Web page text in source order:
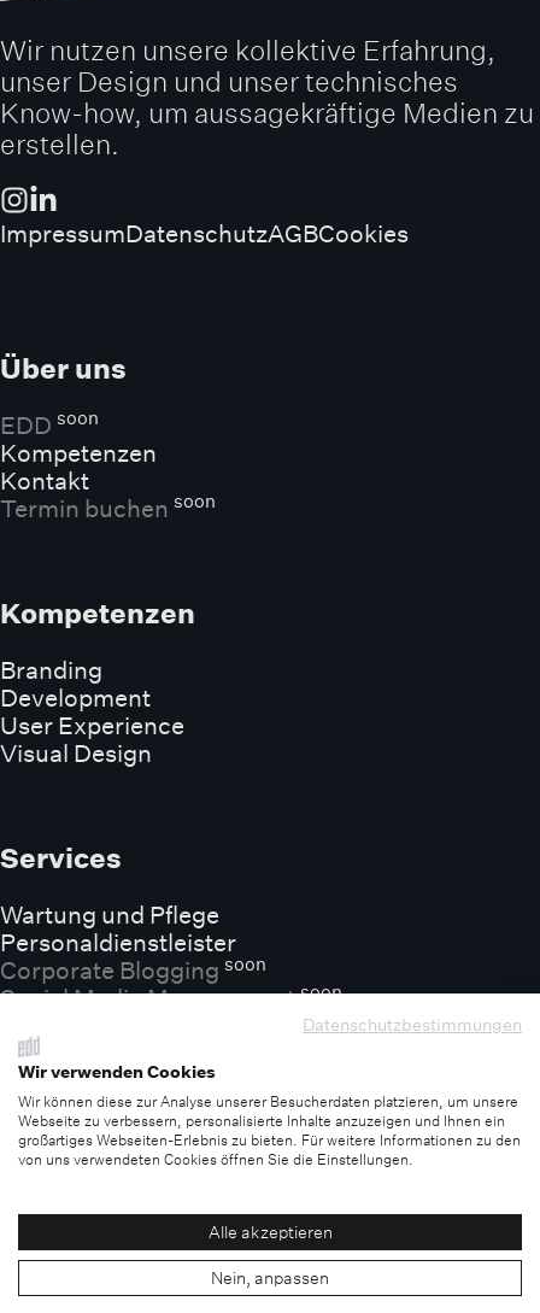
Datenschutzbestimmungen
Wir verwenden Cookies
Wir können diese zur Analyse unserer Besucherdaten platzieren, um unsere
Webseite zu verbessern, personalisierte Inhalte anzuzeigen und Ihnen ein
großartiges Webseiten-Erlebnis zu bieten. Für weitere Informationen zu den
von uns verwendeten Cookies öffnen Sie die Einstellungen.
Alle akzeptieren
Nein, anpassen
Wir nutzen unsere kollektive Erfahrung,
unser Design und unser technisches
Know-how, um aussagekräftige Medien zu
erstellen.
ImpressumDatenschutzAGBCookies
Über uns
EDD soon
Kompetenzen
Kontakt
Termin buchen soon
Kompetenzen
Branding
Development
User Experience
Visual Design
Services
Wartung und Pflege
Personaldienstleister
Corporate Blogging soon
Social Media Managementsoon
Entdecken
Projektesoon
Glossar
©2016 - 2026 EDD - Entwickler Designer Denker e. K.